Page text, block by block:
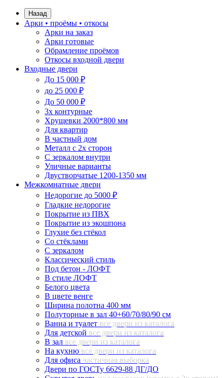
Назад
Арки • проёмы • откосы
Арки на заказ
Арки готовые
Обрамление проёмов
Откосы входной двери
Входные двери
До 15 000 ₽
до 25 000 ₽
До 50 000 ₽
3х контурные
Хрущевки 2000*800 мм
Для квартир
В частный дом
Металл с 2х сторон
С зеркалом внутри
Уличные варианты
Двустворчатые 1200-1350 мм
Межкомнатные двери
Недорогие до 5000 ₽
Гладкие недорогие
Покрытие из ПВХ
Покрытие из экошпона
Глухие без стёкол
Со стёклами
С зеркалом
Классический стиль
Под бетон - ЛОФТ
В стиле ЛОФТ
Белого цвета
В цвете венге
Ширина полотна 400 мм
Полуторные в зал 40+60/70/80/90 см
Ванна и туалет все двери из каталога
Для детской все двери из каталога
В зал все двери из каталога
На кухню все двери из каталога
Для офиса частичная выборка
Двери по ГОСТу 6629-88 ДГ/ДО